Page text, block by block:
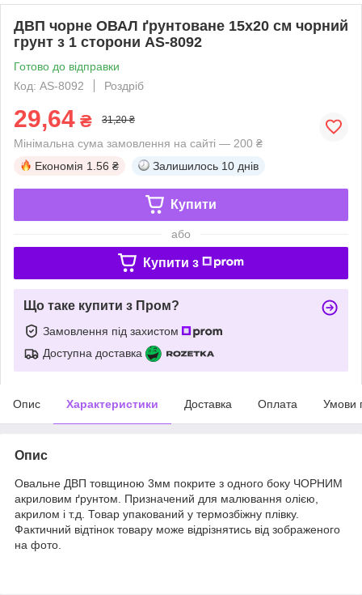
ДВП чорне ОВАЛ ґрунтоване 15х20 см чорний
грунт з 1 сторони AS-8092
Готово до відправки
Код: AS-8092
Роздріб
29,64 ₴ 31,20 ₴
Мінімальна сума замовлення на сайті — 200 ₴
Економія 1.56 ₴ Залишилось 10 днів
Купити
або
Купити з
Що таке купити з Пром?
Замовлення під захистом
Доступна доставка
Опис Характеристики Доставка Оплата Умови
Опис
Овальне ДВП товщиною 3мм покрите з одного боку ЧОРНИМ
акриловим ґрунтом. Призначений для малювання олією,
акрилом і т.д. Товар упакований у термозбіжну плівку.
Фактичний відтінок товару може відрізнятись від зображеного
на фото.